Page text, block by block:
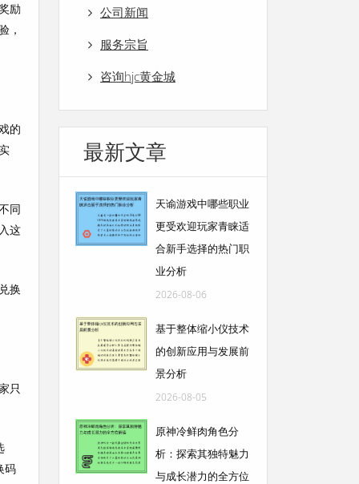
励
，
的
同
这
换
只
码
公司新闻
服务宗旨
咨询hjc黄金城
最新文章
天谕游戏中哪些职业
更受欢迎玩家青睐适
合新手选择的热门职
业分析
2026-08-06
基于整体缩小仪技术
的创新应用与发展前
景分析
2026-08-05
原神冷鲜肉角色分
析：探索其独特魅力
与成长潜力的全方位